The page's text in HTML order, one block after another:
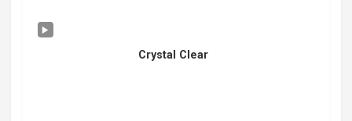
Crystal Clear